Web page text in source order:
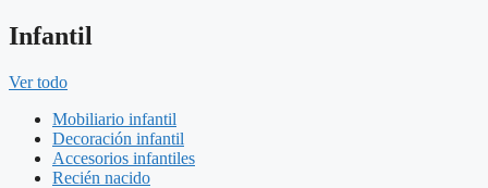
Infantil
Ver todo
Mobiliario infantil
Decoración infantil
Accesorios infantiles
Recién nacido